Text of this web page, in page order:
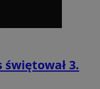
świętował 3.